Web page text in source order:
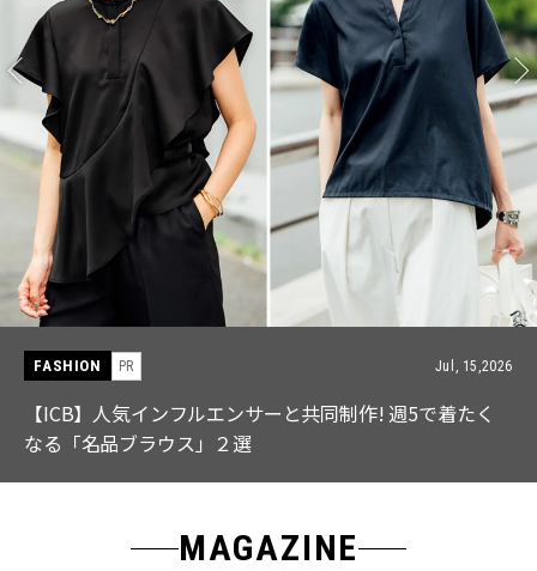
FASHION PR Jul, 15,2026
【ICB】人気インフルエンサーと共同制作! 週5で着たく
なる「名品ブラウス」２選
MAGAZINE